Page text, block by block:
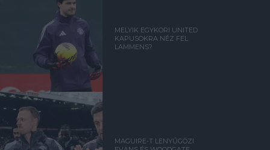
MELYIK EGYKORI UNITED
KAPUSOKRA NÉZ FEL
LAMMENS?
MAGUIRE-T LENYŰGÖZI